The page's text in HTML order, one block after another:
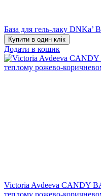
База для гель-лаку DNKa’
Купити в один клік
Додати в кошик
Victoria Avdeeva CANDY
теплому рожево-